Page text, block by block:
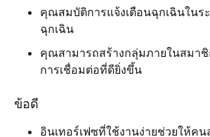
คุณสมบัติการแจ้งเตือนฉุกเฉินในร
ฉุกเฉิน
คุณสามารถสร้างกลุ่มภายในสมา
การเชื่อมต่อที่ดียิ่งขึ้น
ข้อดี
อินเทอร์เฟซที่ใช้งานง่ายช่วยให้ค